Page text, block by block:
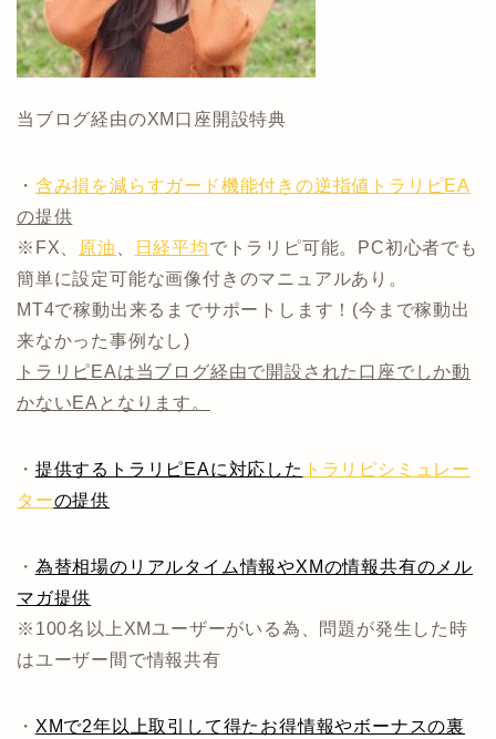
当ブログ経由のXM口座開設特典
・ 含み損を減らすガード機能付きの逆指値トラリピEA
の提供
※FX、
原油 日経平均でトラリピ可能。PC初心者でも
簡単に設定可能な画像付きのマニュアルあり。
MT4で稼動出来るまでサポートします！(今まで稼動出
来なかった事例なし)
トラリピEAは当ブログ経由で開設された口座でしか動
かないEAとなります。
・ 提供するトラリピEAに対応した トラリピシミュレー
ターの提供
・ 為替相場のリアルタイム情報やXMの情報共有のメル
マガ提供
※100名以上XMユーザーがいる為、問題が発生した時
はユーザー間で情報共有
・ XMで2年以上取引して得たお得情報やボーナスの裏